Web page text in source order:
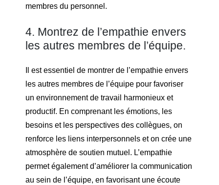
membres du personnel.
4. Montrez de l’empathie envers
les autres membres de l’équipe.
Il est essentiel de montrer de l’empathie envers
les autres membres de l’équipe pour favoriser
un environnement de travail harmonieux et
productif. En comprenant les émotions, les
besoins et les perspectives des collègues, on
renforce les liens interpersonnels et on crée une
atmosphère de soutien mutuel. L’empathie
permet également d’améliorer la communication
au sein de l’équipe, en favorisant une écoute